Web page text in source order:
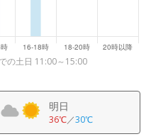
の土日 11:00～15:00
明日
36℃／30℃